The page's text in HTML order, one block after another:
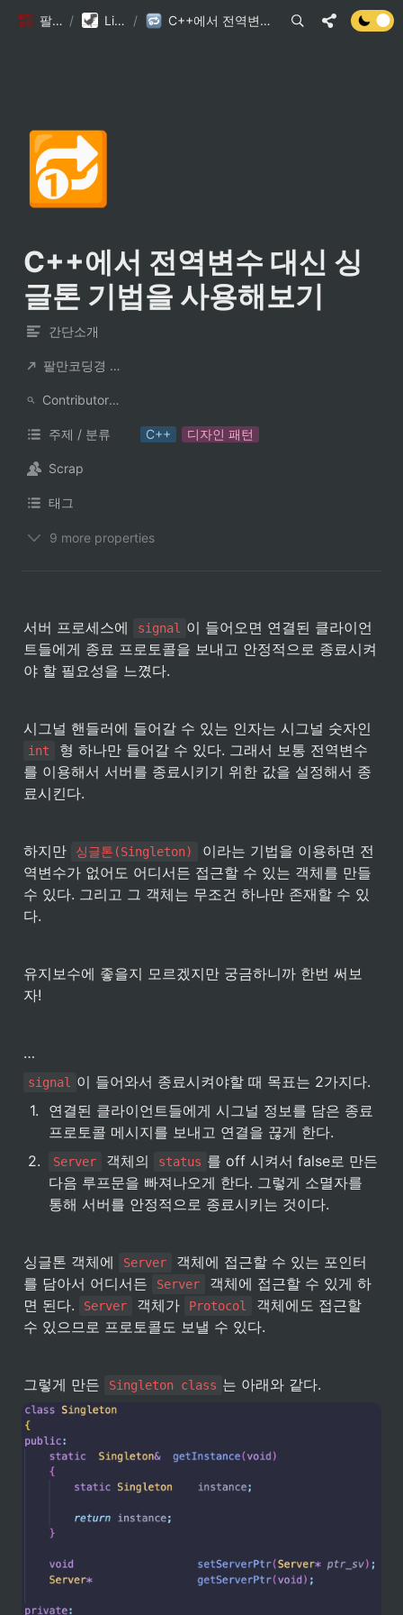
팔만코딩경 / Library DB / C++에서 전역변수 대신 싱글톤 기법을 사용해보기
🔂
C++에서 전역변수 대신 싱
글톤 기법을 사용해보기
간단소개
팔만코딩경 컨트리뷰터
ContributorNotionAccount
주제 / 분류 C++ 디자인 패턴
Scrap
태그
9 more properties
서버 프로세스에 signal
이 들어오면 연결된 클라이언
트들에게 종료 프로토콜을 보내고 안정적으로 종료시켜
야 할 필요성을 느꼈다.
int
형 하나만 들어갈 수 있다. 그래서 보통 전역변수
를 이용해서 서버를 종료시키기 위한 값을 설정해서 종
료시킨다.
하지만 싱글톤(Singleton)
이라는 기법을 이용하면 전
역변수가 없어도 어디서든 접근할 수 있는 객체를 만들
수 있다. 그리고 그 객체는 무조건 하나만 존재할 수 있
다.
유지보수에 좋을지 모르겠지만 궁금하니까 한번 써보
자!
…
signal
이 들어와서 종료시켜야할 때 목표는 2가지다.
1.
연결된 클라이언트들에게 시그널 정보를 담은 종료
프로토콜 메시지를 보내고 연결을 끊게 한다.
2. Server 객체의 status 를 off 시켜서 false로 만든
다음 루프문을 빠져나오게 한다. 그렇게 소멸자를
통해 서버를 안정적으로 종료시키는 것이다.
싱글톤 객체에 Server
객체에 접근할 수 있는 포인터
를 담아서 어디서든
Server
객체에 접근할 수 있게 하
면 된다.
Server 객체가 Protocol
객체에도 접근할
수 있으므로 프로토콜도 보낼 수 있다.
그렇게 만든 Singleton class 는 아래와 같다.